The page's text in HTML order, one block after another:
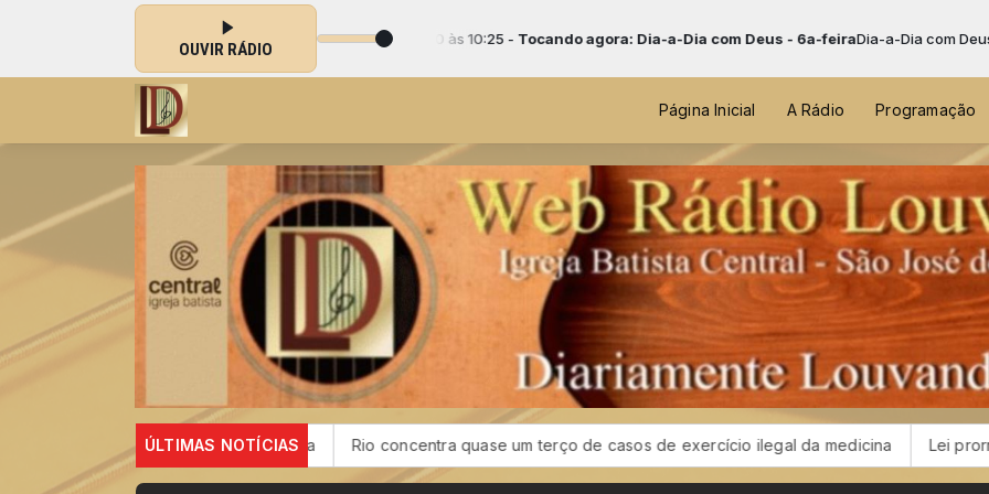
OUVIR RÁDIO
Piragini - Dia-a-Dia com Deus das 10:00 às 10:25 - Tocando agora: Dia-a-Dia com Deus - 6a-feiraDia-a-Dia com Deus com Pastor
Página Inicial A Rádio Programação
ÚLTIMAS NOTÍCIAS
no SUS por fibrose cística Rio concentra quase um terço de casos de exercício ilegal da medicina Lei prorroga uso do